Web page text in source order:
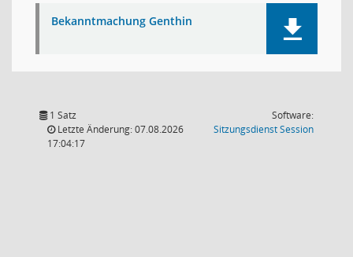
Bekanntmachung Genthin
1 Satz
Letzte Änderung: 07.08.2026
17:04:17
Software:
SitzungsdienstSession(Wird in